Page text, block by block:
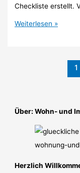
Checkliste erstellt.
Checkliste
Weiterlesen »
1
Über: Wohn- und
Herzlich